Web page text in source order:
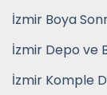
İzmir Boya
İzmir Depo ve
İzmir Komple